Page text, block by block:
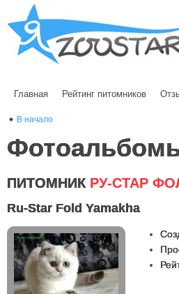
Главная Рейтинг питомников
В начало
ПИТОМНИК РУ-СТАР
Ru-Star Fold Yamakha